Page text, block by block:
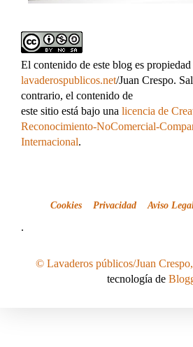
El contenido de este blog es propiedad
lavaderospublicos.net/Juan Crespo.
contrario, el contenido de
este sitio está bajo una licencia de
Reconocimiento-NoComercial-
Internacional.
Cookies Privacidad Aviso
.
© Lavaderos públicos/Juan
tecnología de